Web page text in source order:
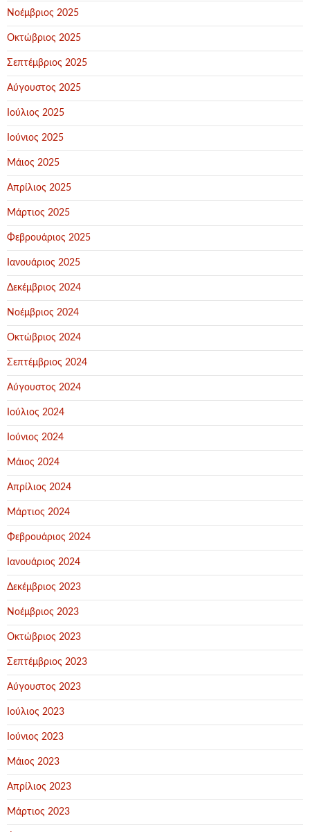
Νοέμβριος 2025
Οκτώβριος 2025
Σεπτέμβριος 2025
Αύγουστος 2025
Ιούλιος 2025
Ιούνιος 2025
Μάιος 2025
Απρίλιος 2025
Μάρτιος 2025
Φεβρουάριος 2025
Ιανουάριος 2025
Δεκέμβριος 2024
Νοέμβριος 2024
Οκτώβριος 2024
Σεπτέμβριος 2024
Αύγουστος 2024
Ιούλιος 2024
Ιούνιος 2024
Μάιος 2024
Απρίλιος 2024
Μάρτιος 2024
Φεβρουάριος 2024
Ιανουάριος 2024
Δεκέμβριος 2023
Νοέμβριος 2023
Οκτώβριος 2023
Σεπτέμβριος 2023
Αύγουστος 2023
Ιούλιος 2023
Ιούνιος 2023
Μάιος 2023
Απρίλιος 2023
Μάρτιος 2023